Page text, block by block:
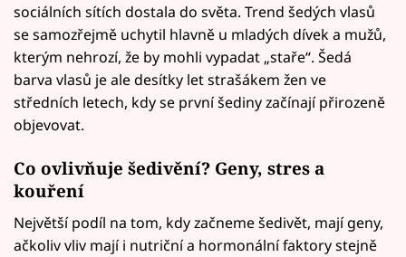
sociálních sítích dostala do světa. Trend šedých vlasů
se samozřejmě uchytil hlavně u mladých dívek a mužů,
kterým nehrozí, že by mohli vypadat „staře“. Šedá
barva vlasů je ale desítky let strašákem žen ve
středních letech, kdy se první šediny začínají přirozeně
objevovat.
Co ovlivňuje šedivění? Geny, stres a
kouření
Největší podíl na tom, kdy začneme šedivět, mají geny,
ačkoliv vliv mají i nutriční a hormonální faktory stejně